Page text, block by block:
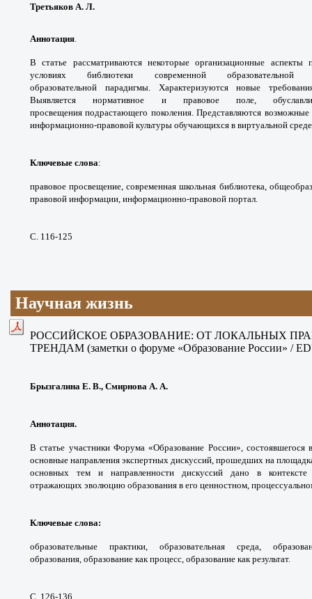
Третьяков А. Л.
Аннотация.
В статье рассматриваются некоторые организационные аспекты
условияхбиблиотеки современной
образовательной парадигмы. Характеризуются новые
Выявляетсянормативное и правовое поле,
просвещенияподрастающего поколения. Представляются возможные
информационно-правовой культуры обучающихся в виртуальной
Ключевые слова:
правовое просвещение,современная школьная библиотека,
правовой информации, информационно-правовой портал.
С. 116-125
Научная жизнь
РОССИЙСКОЕ ОБРАЗОВАНИЕ: ОТ ЛОКАЛЬНЫХ
ТРЕНДАМ (заметки о форуме «Образование России» /
Брызгалина Е. В., Смирнова А. А.
Аннотация.
В статье участники Форума«Образование России», состоявшегося
основные направления экспертных дискуссий, прошедших на
основных тем и направленности дискуссий дано в
отражающих эволюцию образования в его ценностном,
Ключевые слова:
образовательные практики, образовательная среда,
образования, образование как процесс, образование какрезультат.
С. 126-136